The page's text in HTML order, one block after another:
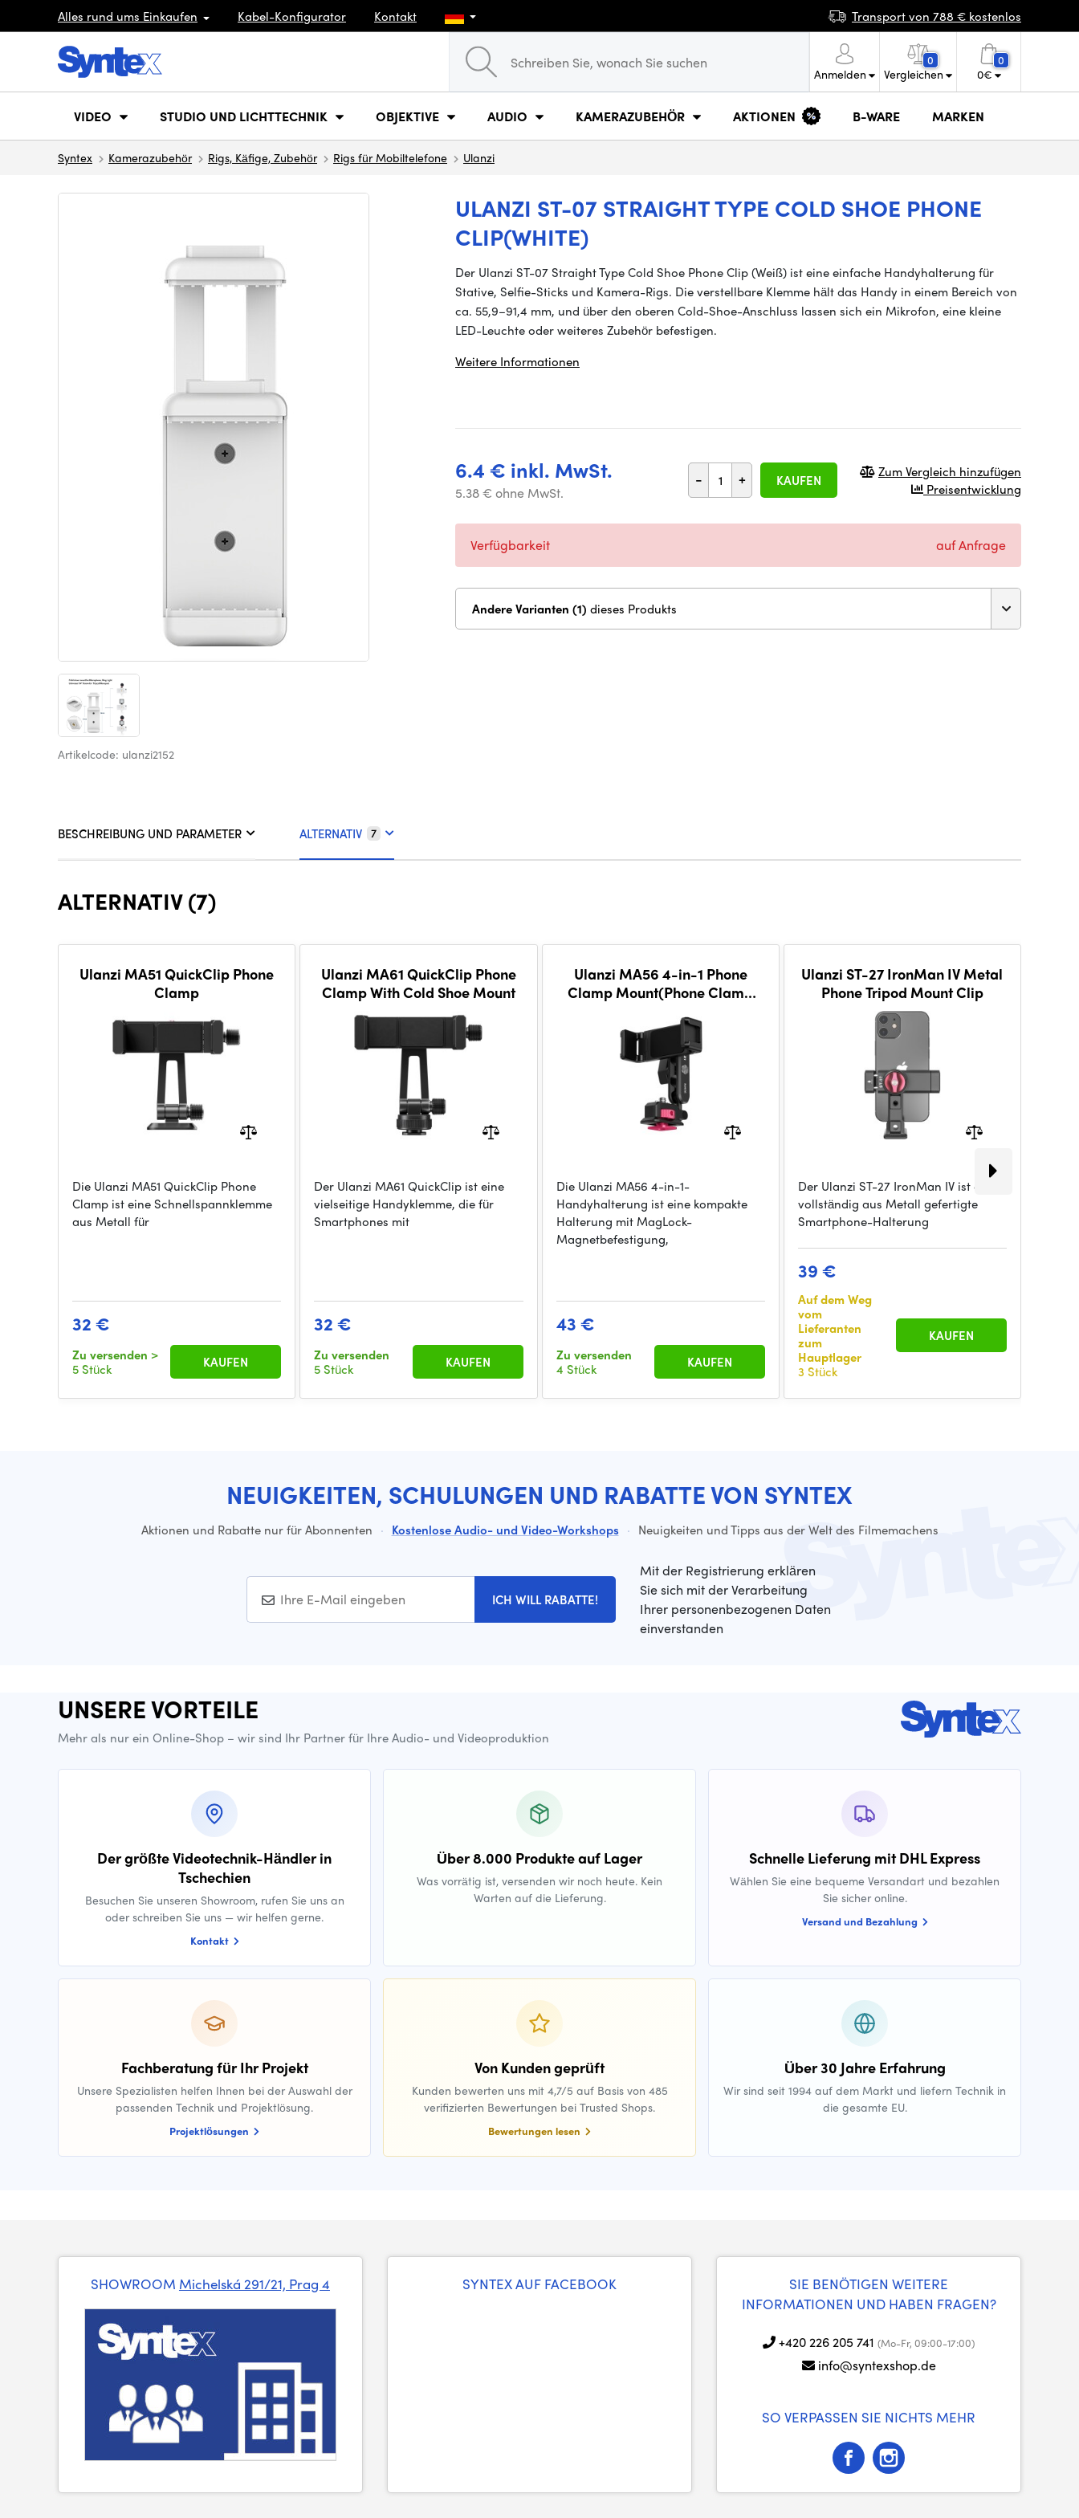
Alles rund ums Einkaufen Kabel-Konfigurator Kontakt Transport von 788 € kostenlos
Anmelden
0
Vergleichen
0
0€
VIDEO STUDIO UND LICHTTECHNIK OBJEKTIVE AUDIO KAMERAZUBEHÖR AKTIONEN B-WARE MARKEN
Syntex Kamerazubehör Rigs, Käfige, Zubehör Rigs für Mobiltelefone Ulanzi
ULANZI ST-07 STRAIGHT TYPE COLD SHOE PHONE
CLIP(WHITE)
Artikelcode: ulanzi2152
Der Ulanzi ST-07 Straight Type Cold Shoe Phone Clip (Weiß) ist eine einfache Handyhalterung für
Stative, Selfie-Sticks und Kamera-Rigs. Die verstellbare Klemme hält das Handy in einem Bereich von
ca. 55,9–91,4 mm, und über den oberen Cold-Shoe-Anschluss lassen sich ein Mikrofon, eine kleine
LED-Leuchte oder weiteres Zubehör befestigen.
Weitere Informationen
6.4 € inkl. MwSt.
5.38 € ohne MwSt.
- + KAUFEN
Zum Vergleich hinzufügen
Preisentwicklung
Verfügbarkeit auf Anfrage
Andere Varianten (1) dieses Produkts
BESCHREIBUNG UND PARAMETER ALTERNATIV 7
ALTERNATIV (7)
Ulanzi MA51 QuickClip Phone
Clamp
Die Ulanzi MA51 QuickClip Phone
Clamp ist eine Schnellspannklemme
aus Metall für
32 €
Zu versenden >
5 Stück
KAUFEN
Ulanzi MA61 QuickClip Phone
Clamp With Cold Shoe Mount
Der Ulanzi MA61 QuickClip ist eine
vielseitige Handyklemme, die für
Smartphones mit
32 €
Zu versenden
5 Stück
KAUFEN
Ulanzi MA56 4-in-1 Phone
Clamp Mount(Phone Clamp
Die Ulanzi MA56 4-in-1-
Handyhalterung ist eine kompakte
Halterung mit MagLock-
Magnetbefestigung,
43 €
Zu versenden
4 Stück
KAUFEN
Ulanzi ST-27 IronMan IV Metal
Phone Tripod Mount Clip
Der Ulanzi ST-27 IronMan IV ist eine
vollständig aus Metall gefertigte
Smartphone-Halterung
39 €
Auf dem Weg
vom
Lieferanten
zum
Hauptlager
3 Stück
KAUFEN
NEUIGKEITEN, SCHULUNGEN UND RABATTE VON SYNTEX
Aktionen und Rabatte nur für Abonnenten · Kostenlose Audio- und Video-Workshops · Neuigkeiten und Tipps aus der Welt des Filmemachens
ICH WILL RABATTE!
Mit der Registrierung erklären
Sie sich mit der Verarbeitung
Ihrer personenbezogenen Daten
einverstanden
UNSERE VORTEILE
Mehr als nur ein Online-Shop – wir sind Ihr Partner für Ihre Audio- und Videoproduktion
Der größte Videotechnik-Händler in
Tschechien
Besuchen Sie unseren Showroom, rufen Sie uns an
oder schreiben Sie uns — wir helfen gerne.
Kontakt
Über 8.000 Produkte auf Lager
Was vorrätig ist, versenden wir noch heute. Kein
Warten auf die Lieferung.
Schnelle Lieferung mit DHL Express
Wählen Sie eine bequeme Versandart und bezahlen
Sie sicher online.
Versand und Bezahlung
Fachberatung für Ihr Projekt
Unsere Spezialisten helfen Ihnen bei der Auswahl der
passenden Technik und Projektlösung.
Projektlösungen
Von Kunden geprüft
Kunden bewerten uns mit 4,7/5 auf Basis von 485
verifizierten Bewertungen bei Trusted Shops.
Bewertungen lesen
Über 30 Jahre Erfahrung
Wir sind seit 1994 auf dem Markt und liefern Technik in
die gesamte EU.
SHOWROOM Michelská 291/21, Prag 4 SYNTEX AUF FACEBOOK
SIE BENÖTIGEN WEITERE
INFORMATIONEN UND HABEN FRAGEN?
+420 226 205 741 (Mo-Fr, 09:00-17:00)
info@syntexshop.de
SO VERPASSEN SIE NICHTS MEHR